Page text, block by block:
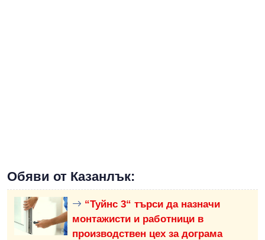
Обяви от Казанлък:
“Туйнс 3“ търси да назначи
монтажисти и работници в
производствен цех за дограма